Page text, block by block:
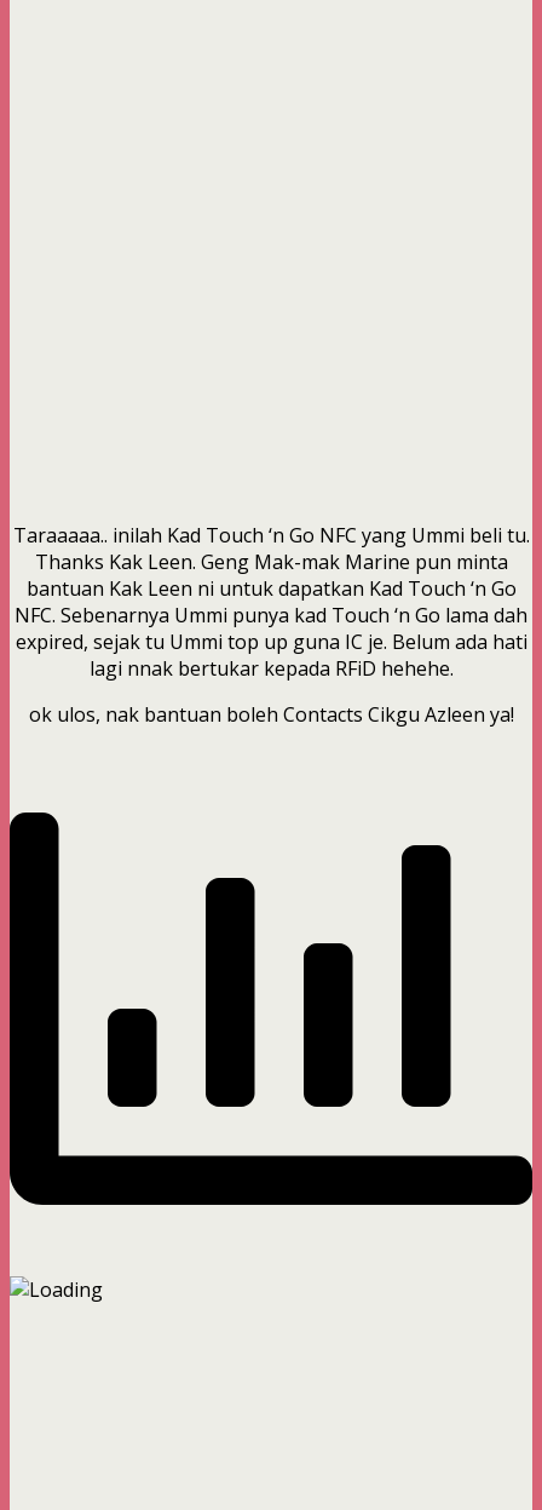
Taraaaaa.. inilah Kad Touch ‘n Go NFC yang Ummi beli tu.
Thanks Kak Leen. Geng Mak-mak Marine pun minta
bantuan Kak Leen ni untuk dapatkan Kad Touch ‘n Go
NFC. Sebenarnya Ummi punya kad Touch ‘n Go lama dah
expired, sejak tu Ummi top up guna IC je. Belum ada hati
lagi nnak bertukar kepada RFiD hehehe.
ok ulos, nak bantuan boleh Contacts Cikgu Azleen ya!